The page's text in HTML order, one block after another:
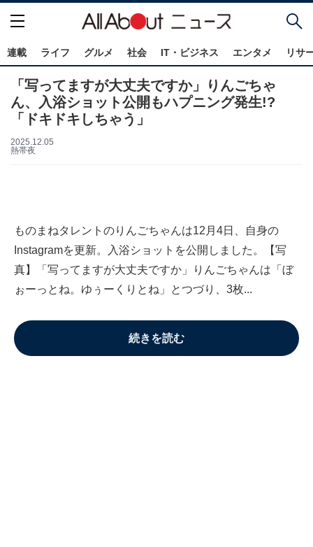
連載 ライフ グルメ 社会 IT・ビジネス エンタメ リサ
「写ってますが大丈夫ですか」りんごちゃ
ん、入浴ショット公開もハプニング発生!?
「ドキドキしちゃう」
2025.12.05
熱帯夜
ものまねタレントのりんごちゃんは12月4日、自身の
Instagramを更新。入浴ショットを公開しました。【写
真】「写ってますが大丈夫ですか」りんごちゃんは「ぼ
ぉーっとね。ゆぅーくりとね」とつづり、3枚...
続きを読む